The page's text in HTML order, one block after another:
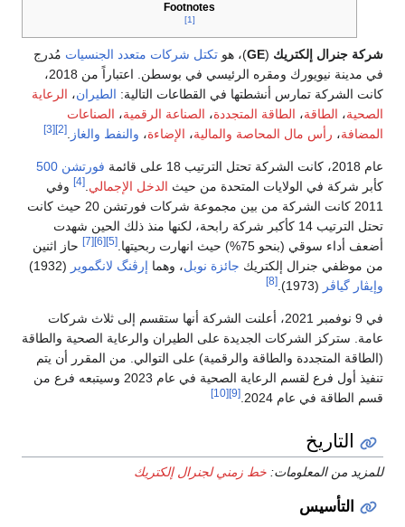
Footnotes
[1]
شركة جنرال إلكتريك (
GE)، هو تكتل شركات متعدد الجنسيات مُدرج
في مدينة نيويورك ومقره الرئيسي في بوسطن. اعتباراً من 2018،
كانت الشركة تمارس أنشطتها في القطاعات التالية: الطيران، الرعاية
الصحية، الطاقة، الطاقة المتجددة، الصناعة الرقمية، الصناعات
المضافة، رأس مال المحاصة والمالية، الإضاءة، والنفط والغاز [2]
[3]
عام 2018، كانت الشركة تحتل الترتيب 18 على قائمة
فورتشن 500
كأبر شركة في الولايات المتحدة من حيث الدخل الإجمالي [4]
وفي
2011 كانت الشركة من بين مجموعة شركات فورتشن 20 حيث كانت
تحتل الترتيب 14 كأكبر شركة رابحة، لكنها منذ ذلك الحين شهدت
أضعف أداء سوقي (بنحو 75%) حيث انهارت ربحيتها.
[5]
[6]
[7]
حاز اثنين
من موظفي جنرال إلكتريك جائزة نوبل، وهما إرڤنگ لانگموير (1932)
وإيڤار گياڤر (1973).
[8]
في 9 نوفمبر 2021، أعلنت الشركة أنها ستقسم إلى ثلاث شركات
عامة. ستركز الشركات الجديدة على الطيران والرعاية الصحية والطاقة
(الطاقة المتجددة والطاقة والرقمية) على التوالي. من المقرر أن يتم
تنفيذ أول فرع لقسم الرعاية الصحية في عام 2023 وسيتبعه فرع من
قسم الطاقة في عام 2024.
[9]
[10]
التاريخ
للمزيد من المعلومات: خط زمني لجنرال إلكتريك
التأسيس